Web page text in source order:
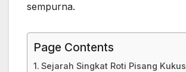
sempurna.
Page Contents
Sejarah Singkat Roti Pisang Kukus